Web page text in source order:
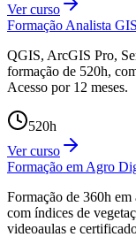
Ver curso
Formação Analista GIS
QGIS, ArcGIS Pro,
formação de 520h,
Acesso por 12 meses.
520h
Ver curso
Formação em Agro
Formação de 360h
com índices de
videoaulas e